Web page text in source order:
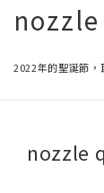
2022年的聖誕節，
nozzle